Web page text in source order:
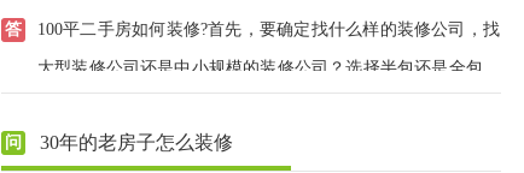
100平二手房如何装修?首先，要确定找什么样的装修公司，找
大型装修公司还是中小规模的装修公司？选择半包还是全包？
基础上然后找一家靠谱的、口碑好的装修公司。
30年的老房子怎么装修